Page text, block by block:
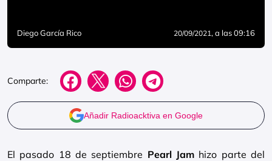
Diego García Rico 20/09/2021, a las 09:16
Comparte:
Añadir Radioacktiva en Google
El pasado 18 de septiembre Pearl Jam hizo parte del